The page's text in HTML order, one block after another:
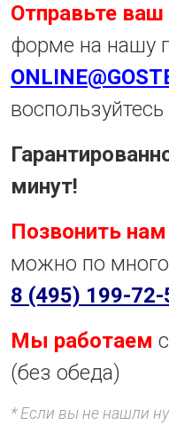
Отправьте ваш
форме на нашу
минут!
Позвонить нам
можно по
8 (495) 199-72-
Мы работаем
(без обеда)
* Если вы не нашли